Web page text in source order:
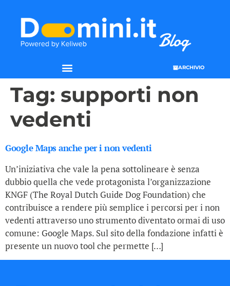
ARCHIVIO
Tag: supporti non
vedenti
Google Maps anche per i non vedenti
Un’iniziativa che vale la pena sottolineare è senza
dubbio quella che vede protagonista l’organizzazione
KNGF (The Royal Dutch Guide Dog Foundation) che
contribuisce a rendere più semplice i percorsi per i non
vedenti attraverso uno strumento diventato ormai di uso
comune: Google Maps. Sul sito della fondazione infatti è
presente un nuovo tool che permette […]